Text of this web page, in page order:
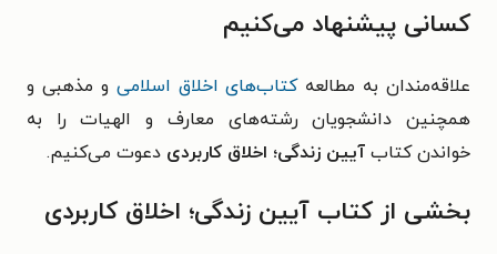
کسانی پیشنهاد می‌کنیم
علاقه‌مندان به مطالعهکتاب‌های اخلاق اسلامی و مذهبی و
همچنین دانشجویان رشته‌های معارف و الهیات را به
خواندن کتاب آیین زندگی؛ اخلاق کاربردی دعوت می‌کنیم.
بخشی از کتاب آیین زندگی؛ اخلاق کاربردی